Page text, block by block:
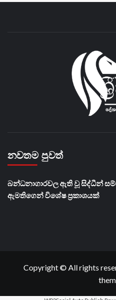
නවතම පුවත්
බන්ධනාගාරවල ඇති වූ සිද්ධීන්
ඇමතිගෙන් විශේෂ ප්‍රකාශයක්
Copyright © All rights